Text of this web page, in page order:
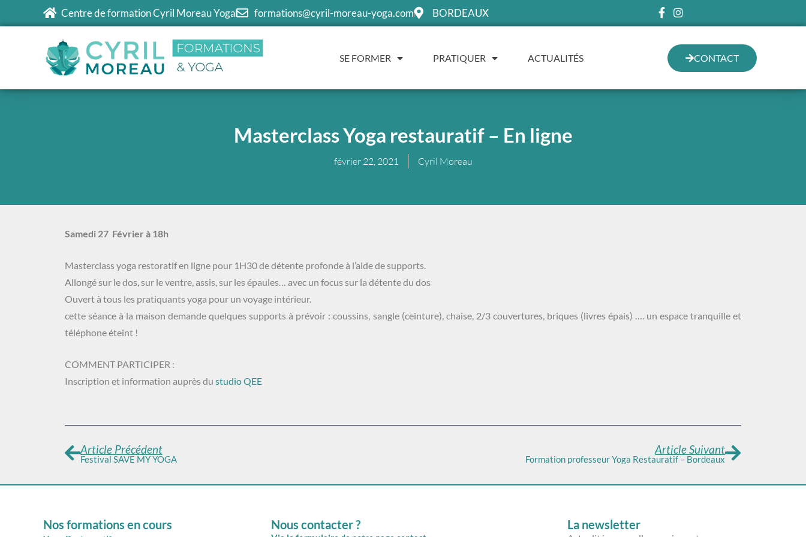
Centre de formation Cyril Moreau Yoga formations@cyril-moreau-yoga.com BORDEAUX
SE FORMER PRATIQUER ACTUALITÉS CONTACT
Masterclass Yoga restauratif – En ligne
février 22, 2021 Cyril Moreau
Samedi 27 Février à 18h
Masterclass yoga restoratif en ligne pour 1H30 de détente profonde à l’aide de supports.
Allongé sur le dos, sur le ventre, assis, sur les épaules… avec un focus sur la détente du dos
Ouvert à tous les pratiquants yoga pour un voyage intérieur.
cette séance à la maison demande quelques supports à prévoir : coussins, sangle (ceinture), chaise, 2/3 couvertures, briques (livres épais) …. un espace tranquille et
téléphone éteint !
COMMENT PARTICIPER :
Inscription et information auprès du studio QEE
Article Précédent
Festival SAVE MY YOGA
Article Suivant
Formation professeur Yoga Restauratif – Bordeaux
Nos formations en cours Nous contacter ? La newsletter